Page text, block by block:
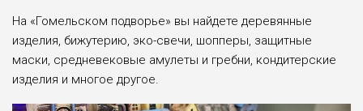
На «Гомельском подворье» вы найдете деревянные
изделия, бижутерию, эко-свечи, шопперы, защитные
маски, средневековые амулеты и гребни, кондитерские
изделия и многое другое.